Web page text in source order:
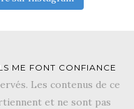
ME FONT CONFIANCE
Les contenus de ce
et ne sont pas